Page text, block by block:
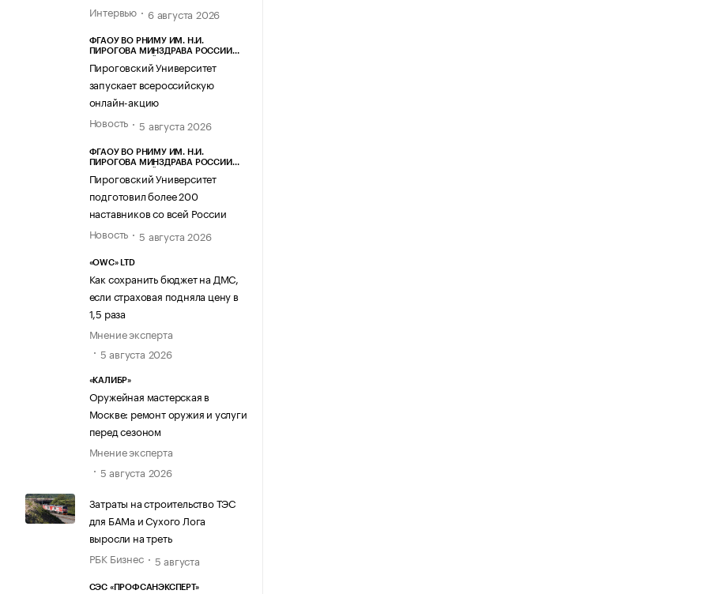
Интервью
6 августа 2026
ФГАОУ ВО РНИМУ ИМ. Н.И.
ПИРОГОВА МИНЗДРАВА РОССИИ
Пироговский Университет
запускает всероссийскую
онлайн-акцию
Новость
5 августа 2026
ФГАОУ ВО РНИМУ ИМ. Н.И.
ПИРОГОВА МИНЗДРАВА РОССИИ
Пироговский Университет
подготовил более 200
наставников со всей России
Новость
5 августа 2026
«OWC» LTD
Как сохранить бюджет на ДМС,
если страховая подняла цену в
1,5 раза
Мнение эксперта
5 августа 2026
«КАЛИБР»
Оружейная мастерская в
Москве: ремонт оружия и услуги
перед сезоном
Мнение эксперта
5 августа 2026
Затраты на строительство ТЭС
для БАМа и Сухого Лога
выросли на треть
РБК Бизнес
5 августа
СЭС «ПРОФСАНЭКСПЕРТ»